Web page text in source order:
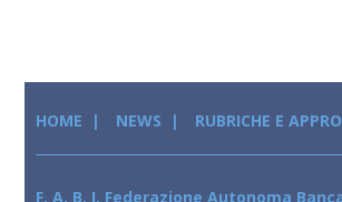
HOME NEWS RUBRICHE E
F. A. B. I. Federazione Autonoma